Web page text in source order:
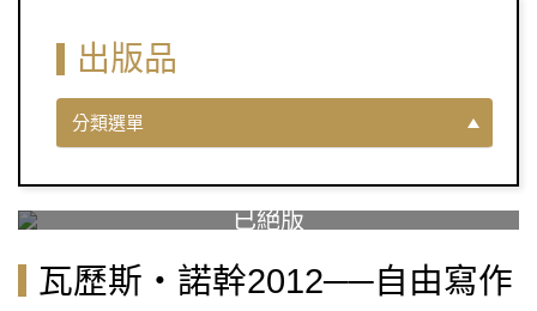
出版品
分類選單
瓦歷斯‧諾幹2012──自由寫作